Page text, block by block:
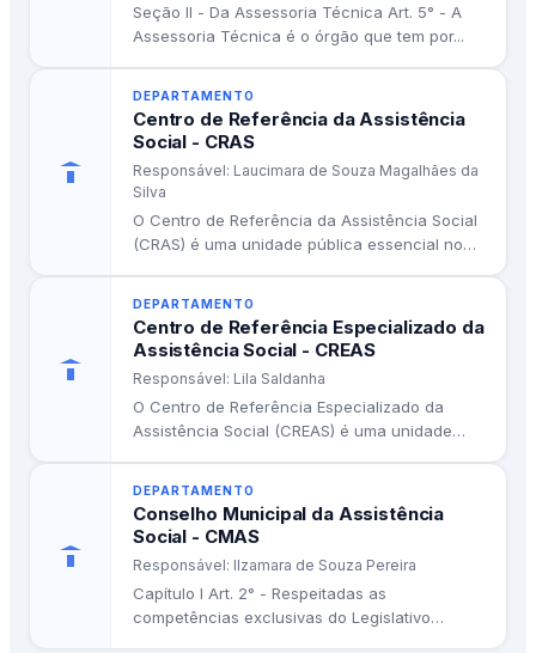
IV - emitir parecer sobre matérias relacionadas
interesse;
V - apreciar previamente os processos de
licitação, as minutas de contratos, convênios,
acordos e demais atos relativos a obrigações
assumidas pelos órgãos da administração direta
VI - apreciar todo e qualquer ato que implique
alienação do patrimônio imobiliário municipal, bem
como autorização e concessão de uso;
VII - subsidiar os demais órgãos municipais em
assuntos jurídicos;
VIII - promover ações de improbidade
administrativa no interesse da Administração
Municipal;
IX - examinar as ordens e sentença judiciais cujo
Seção II - Da Assessoria Técnica Art. 5° - A
Assessoria Técnica é o órgão que tem por...
DEPARTAMENTO
Centro de Referência da Assistência
Social - CRAS
Responsável: Laucimara de Souza Magalhães da
Silva
O Centro de Referência da Assistência Social
(CRAS) é uma unidade pública essencial no
DEPARTAMENTO
Centro de Referência Especializado da
Assistência Social - CREAS
Responsável: Lila Saldanha
O Centro de Referência Especializado da
Assistência Social (CREAS) é uma unidade
DEPARTAMENTO
Conselho Municipal da Assistência
Social - CMAS
Responsável: Ilzamara de Souza Pereira
Capítulo I Art. 2° - Respeitadas as
competências exclusivas do Legislativo